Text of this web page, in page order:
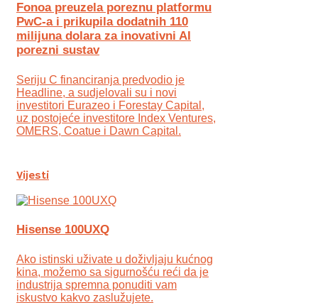
Fonoa preuzela poreznu platformu
PwC-a i prikupila dodatnih 110
milijuna dolara za inovativni AI
porezni sustav
Seriju C financiranja predvodio je
Headline, a sudjelovali su i novi
investitori Eurazeo i Forestay Capital,
uz postojeće investitore Index Ventures,
OMERS, Coatue i Dawn Capital.
Vijesti
Hisense 100UXQ
Ako istinski uživate u doživljaju kućnog
kina, možemo sa sigurnošću reći da je
industrija spremna ponuditi vam
iskustvo kakvo zaslužujete.